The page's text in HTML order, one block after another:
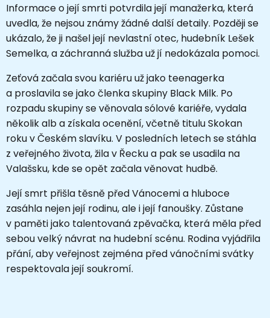
Informace o její smrti potvrdila její manažerka, která
uvedla, že nejsou známy žádné další detaily. Později se
ukázalo, že ji našel její nevlastní otec, hudebník Lešek
Semelka, a záchranná služba už jí nedokázala pomoci.
Zeťová začala svou kariéru už jako teenagerka
a proslavila se jako členka skupiny Black Milk. Po
rozpadu skupiny se věnovala sólové kariéře, vydala
několik alb a získala ocenění, včetně titulu Skokan
roku v Českém slavíku. V posledních letech se stáhla
z veřejného života, žila v Řecku a pak se usadila na
Valašsku, kde se opět začala věnovat hudbě.
Její smrt přišla těsně před Vánocemi a hluboce
zasáhla nejen její rodinu, ale i její fanoušky. Zůstane
v paměti jako talentovaná zpěvačka, která měla před
sebou velký návrat na hudební scénu. Rodina vyjádřila
přání, aby veřejnost zejména před vánočními svátky
respektovala její soukromí.